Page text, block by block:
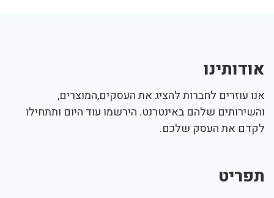
אודותינו
אנו עוזרים לחברות להציג את העסקים,המוצרים,
והשירותים שלהם באינטרנט. הירשמו עוד היום ותתחילו
לקדם את העסק שלכם.
תפריט